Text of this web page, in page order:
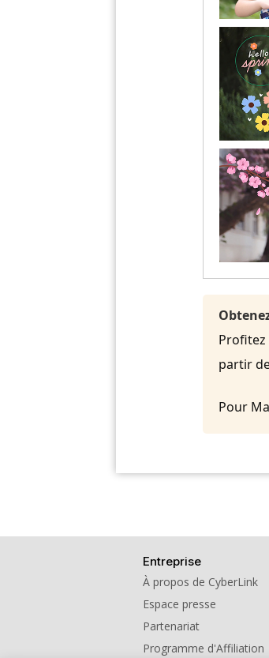
Profitez
partir
Pour
Entreprise
À propos de CyberLink
Espace presse
Partenariat
Programme d'Affiliation